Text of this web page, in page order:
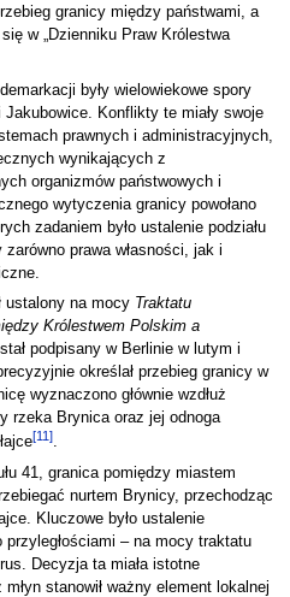
granicy między państwami, a
w „Dzienniku Praw Królestwa
były wielowiekowe spory
Konflikty te miały swoje
prawnych i administracyjnych,
wynikających z
organizmów państwowych i
wytyczenia granicy powołano
zadaniem było ustalenie podziału
prawa własności, jak i
ustalony na mocy Traktatu
Królestwem Polskim a
podpisany w Berlinie w lutym i
określał przebieg granicy w
wyznaczono głównie wzdłuż
rzeka Brynica oraz jej odnoga
[11 ].
41, granica pomiędzy miastem
nurtem Brynicy, przechodząc
Kluczowe było ustalenie
– na mocy traktatu
Decyzja ta miała istotne
stanowił ważny element lokalnej